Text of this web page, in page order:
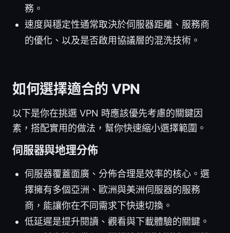
務。
速度與穩定性通常取決於伺服器距離、服務商
的優化、以及是否啟用協議層的混洗技術。
如何選擇適合的 VPN
以下是你在挑選 VPN 時應該優先考慮的關鍵因
素，搭配實用的做法，幫你快速縮小選擇範圍。
伺服器與地理分佈
伺服器覆蓋面廣、分佈合理是效率的核心。選
擇擁有多個亞洲、歐洲與美洲伺服器的服務
商，能讓你在不同需求下快速切換。
低延遲是提升閱讀、觀看與下載體驗的關鍵。